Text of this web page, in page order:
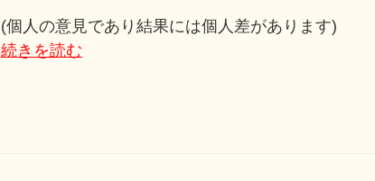
(個人の意見であり結果には個人差があります)
続きを読む